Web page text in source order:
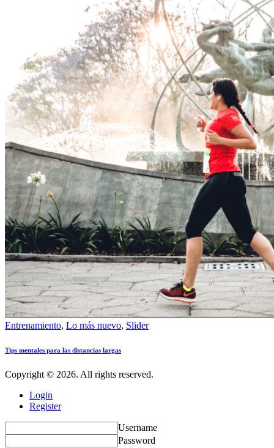
Entrenamiento, Lo más nuevo, Slider
Tips mentales para las distancias largas
Copyright © 2026. All rights reserved.
Login
Register
Username
Password